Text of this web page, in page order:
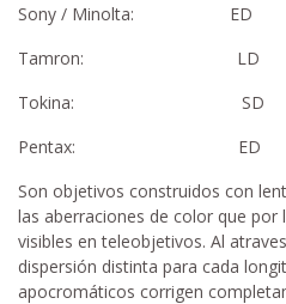
Sony / Minolta: ED
Tamron: LD
Tokina: SD
Pentax: ED
Son objetivos construidos con
las aberraciones de color que por
visibles en teleobjetivos. Al
dispersión distinta para cada
apocromáticos corrigen